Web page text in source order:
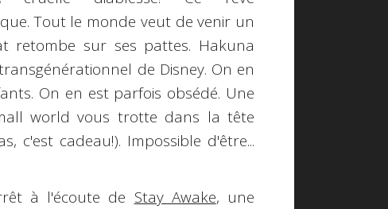
Tout le monde veut de venir un
sur ses pattes. Hakuna
de Disney. On en
On en est parfois obsédé. Une
world vous trotte dans la tête
c'est cadeau!). Impossible d'être...
à l'écoute de Stay Awake, une